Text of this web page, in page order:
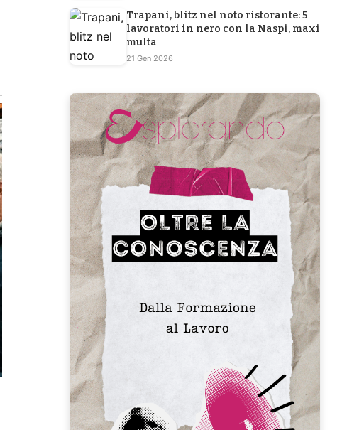
Trapani, blitz nel noto ristorante: 5
lavoratori in nero con la Naspi, maxi
multa
21 Gen 2026